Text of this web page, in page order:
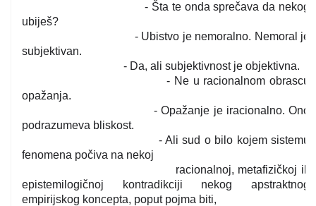
- Šta te onda sprečava da nekog
ubiješ?
- Ubistvo je nemoralno. Nemoral je
subjektivan.
- Da, ali subjektivnost je objektivna.
- Ne u racionalnom obrascu
opažanja.
- Opažanje je iracionalno. Ono
podrazumeva bliskost.
- Ali sud o bilo kojem sistemu
fenomena počiva na nekoj
racionalnoj, metafizičkoj ili
epistemilogičnoj kontradikciji nekog apstraktnog
empirijskog koncepta, poput pojma biti,